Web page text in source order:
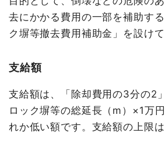
去にかかる費用の一部を補助す
ク塀等撤去費用補助金」を設けて
支給額
支給額は、「除却費用の3分の2
ロック塀等の総延長（m）×1万
れか低い額です。支給額の上限は